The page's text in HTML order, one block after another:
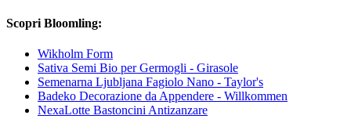
Scopri Bloomling:
Wikholm Form
Sativa Semi Bio per Germogli - Girasole
Semenarna Ljubljana Fagiolo Nano - Taylor's
Badeko Decorazione da Appendere - Willkommen
NexaLotte Bastoncini Antizanzare